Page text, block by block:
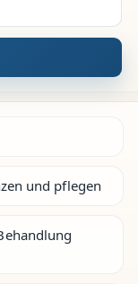
und pflegen